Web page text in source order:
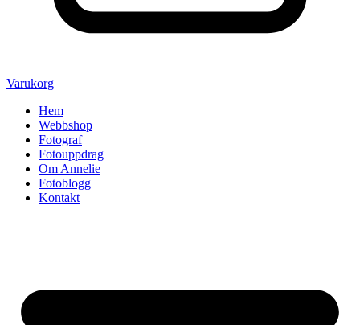
Varukorg
Hem
Webbshop
Fotograf
Fotouppdrag
Om Annelie
Fotoblogg
Kontakt